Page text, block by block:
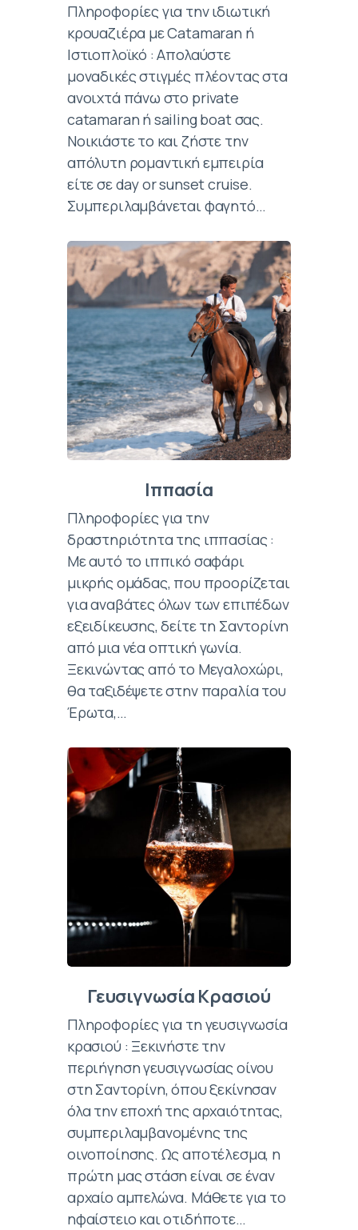
Πληροφορίες για την ιδιωτική
κρουαζιέρα με Catamaran ή
Ιστιοπλοϊκό : Απολαύστε
μοναδικές στιγμές πλέοντας στα
ανοιχτά πάνω στο private
catamaran ή sailing boat σας.
Νοικιάστε το και ζήστε την
απόλυτη ρομαντική εμπειρία
είτε σε day or sunset cruise.
Συμπεριλαμβάνεται φαγητό…
Ιππασία
Πληροφορίες για την
δραστηριότητα της ιππασίας :
Με αυτό το ιππικό σαφάρι
μικρής ομάδας, που προορίζεται
για αναβάτες όλων των επιπέδων
εξειδίκευσης, δείτε τη Σαντορίνη
από μια νέα οπτική γωνία.
Ξεκινώντας από το Μεγαλοχώρι,
θα ταξιδέψετε στην παραλία του
Έρωτα,…
Γευσιγνωσία Κρασιού
Πληροφορίες για τη γευσιγνωσία
κρασιού : Ξεκινήστε την
περιήγηση γευσιγνωσίας οίνου
στη Σαντορίνη, όπου ξεκίνησαν
όλα την εποχή της αρχαιότητας,
συμπεριλαμβανομένης της
οινοποίησης. Ως αποτέλεσμα, η
πρώτη μας στάση είναι σε έναν
αρχαίο αμπελώνα. Μάθετε για το
ηφαίστειο και οτιδήποτε…